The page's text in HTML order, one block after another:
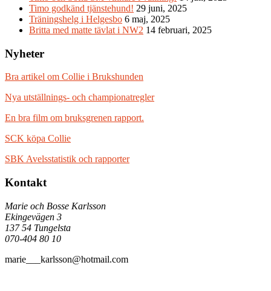
Timo godkänd tjänstehund! 29 juni, 2025
Träningshelg i Helgesbo 6 maj, 2025
Britta med matte tävlat i NW2 14 februari, 2025
Nyheter
Bra artikel om Collie i Brukshunden
Nya utställnings- och championatregler
En bra film om bruksgrenen rapport.
SCK köpa Collie
SBK Avelsstatistik och rapporter
Kontakt
Marie och Bosse Karlsson
Ekingevägen 3
137 54 Tungelsta
070-404 80 10
marie___karlsson@hotmail.com